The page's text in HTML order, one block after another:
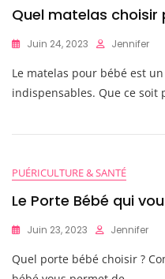
Quel matelas choisir
Juin 24, 2023 Jennifer
Le matelas pour bébé est
indispensables. Que ce soit
PUÉRICULTURE & SANTÉ
Le Porte Bébé qui
Juin 23, 2023 Jennifer
Quel porte bébé choisir ?